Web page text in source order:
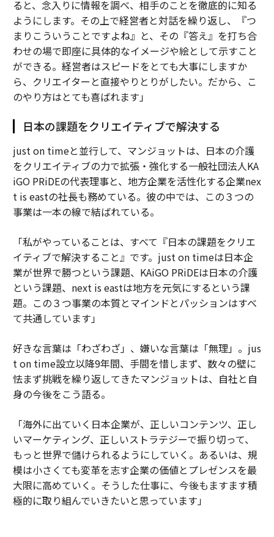
ると、念入りに情報を調べ、相手のことを徹底的に知る
ようにします。その上で経営者と対話を繰り返し、『つ
まりこういうことですよね』と、その『答え』を打ち合
わせの場で即座に具体的なイメージや絵として示すこと
ができる。経営者はスピードをとても大事にしますか
ら、クリエイターと直接やりとりがしたい。だから、こ
のやり方はとても喜ばれます」
日本の課題をクリエイティブで解決する
just on timeと並行して、マンジョットは、日本の介護
をクリエイティブの力で拡張・強化する一般社団法人KA
iGO PRiDEの代表理事と、地方企業を活性化する企業nex
t is eastの社長も務めている。彼の中では、この３つの
事業は一本の線で結ばれている。
「私がやっていることは、すべて『日本の課題をクリエ
イティブで解決すること』です。just on timeは日本企
業が世界で勝つという課題、KAiGO PRiDEは日本の介護
という課題、next is eastは地方を元気にするという課
題。この３つ事業の本質とマインドとパッションはすべ
て共通しています」
好きな言葉は「わざわざ」、嫌いな言葉は「無理」。jus
t on time設立以降9年間、手間を惜しまず、数々の壁に
怯まず挑戦を繰り返してきたマンジョットは、自社と自
身の今後をこう語る。
「海外に出ていく日本企業が、正しいコンテンツ、正し
いマーケティング、正しいストラテジーで振り切って、
もっと世界で儲けられるようにしていく。あるいは、規
模は小さくても変革を志す企業の価値とプレゼンスを最
大限に高めていく。そうした仕事に、今後もますます積
極的に取り組んでいきたいと思っています」